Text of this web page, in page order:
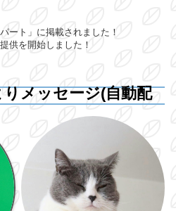
ート」に掲載されました！
を開始しました！
メッセージ(自動配